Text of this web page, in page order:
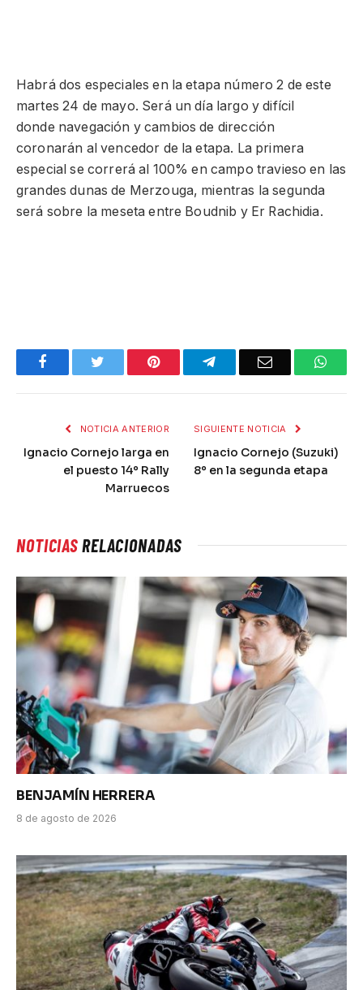
Habrá dos especiales en la etapa número 2 de este
martes 24 de mayo. Será un día largo y difícil
donde navegación y cambios de dirección
coronarán al vencedor de la etapa. La primera
especial se correrá al 100% en campo travieso en las
grandes dunas de Merzouga, mientras la segunda
será sobre la meseta entre Boudnib y Er Rachidia.
Facebook Pinterest TelegramEmail
NOTICIA ANTERIOR
Ignacio Cornejo larga en
el puesto 14º Rally
Marruecos
SIGUIENTE NOTICIA
Ignacio Cornejo (Suzuki)
8º en la segunda etapa
NOTICIASRELACIONADAS
BENJAMÍN HERRERA
8 de agosto de 2026